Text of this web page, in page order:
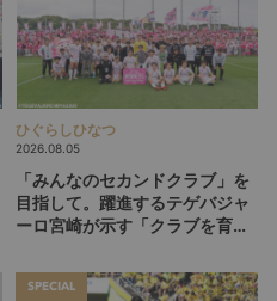
ひぐらしひなつ
2026.08.05
「みんなのセカンドクラブ」を
目指して。躍進するテゲバジャ
ーロ宮崎が示す「クラブを育て
SPECIAL